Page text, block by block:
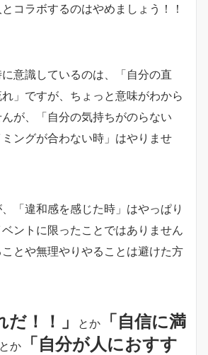
コラボするのはやめましょう！！
意識しているのは、「自分の直
」ですが、ちょっと意味がわから
が、「自分の気持ちがのらない
ングが合わない時」はやりませ
「違和感を感じた時」はやっぱり
ントに限ったことではありません
とや無理やりやることは避けた方
だ！！」 とか
「自信に満
とか
「自分が人におすす